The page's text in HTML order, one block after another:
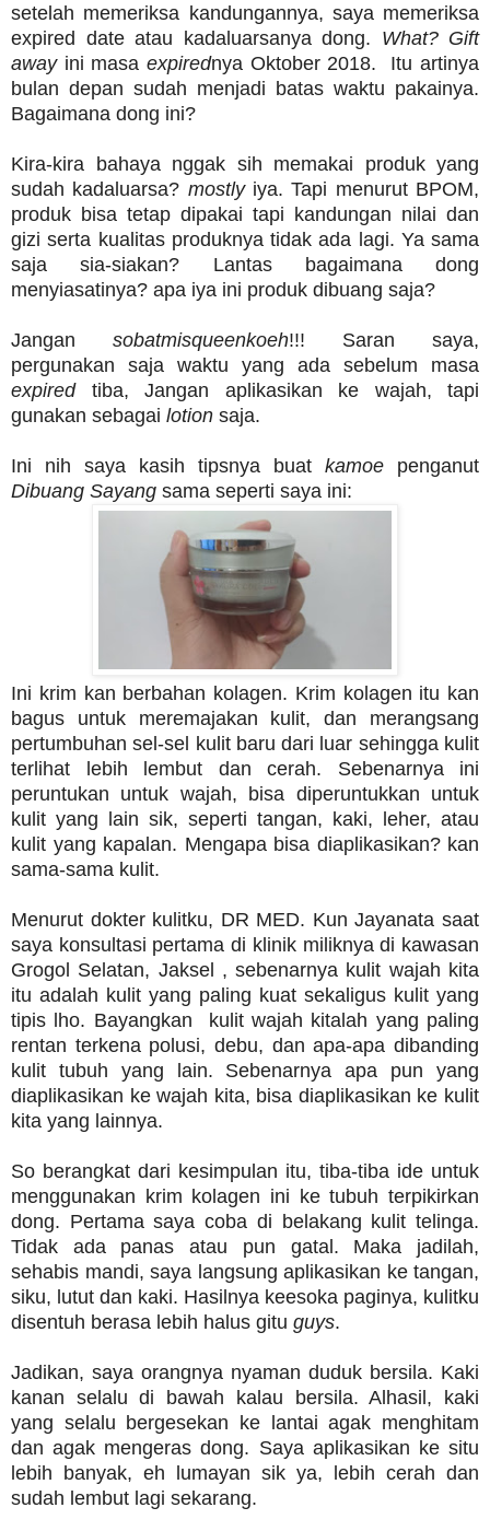
setelah memeriksa kandungannya, saya memeriksa
expired date atau kadaluarsanya dong. What? Gift
awayini masa expirednya Oktober 2018. Itu artinya
bulan depan sudah menjadi batas waktu pakainya.
Bagaimana dong ini?
Kira-kira bahaya nggak sih memakai produk yang
sudah kadaluarsa? mostlyiya. Tapi menurut BPOM,
produk bisa tetap dipakai tapi kandungan nilai dan
gizi serta kualitas produknya tidak ada lagi. Ya sama
saja sia-siakan? Lantas bagaimana dong
menyiasatinya? apa iya ini produk dibuang saja?
Jangan sobatmisqueenkoeh!!! Saran saya,
pergunakan saja waktu yang ada sebelum masa
expiredtiba, Jangan aplikasikan ke wajah, tapi
gunakan sebagai lotion saja.
Ini nih saya kasih tipsnya buat kamoe penganut
Dibuang Sayang sama seperti saya ini:
Ini krim kan berbahan kolagen. Krim kolagen itu kan
bagus untuk meremajakan kulit, dan merangsang
pertumbuhan sel-sel kulit baru dari luar sehingga kulit
terlihat lebih lembut dan cerah. Sebenarnya ini
peruntukan untuk wajah, bisa diperuntukkan untuk
kulit yang lain sik, seperti tangan, kaki, leher, atau
kulit yang kapalan. Mengapa bisa diaplikasikan? kan
sama-sama kulit.
Menurut dokter kulitku, DR MED. Kun Jayanata saat
saya konsultasi pertama di klinik miliknya di kawasan
Grogol Selatan, Jaksel , sebenarnya kulit wajah kita
itu adalah kulit yang paling kuat sekaligus kulit yang
tipis lho. Bayangkan kulit wajah kitalah yang paling
rentan terkena polusi, debu, dan apa-apa dibanding
kulit tubuh yang lain. Sebenarnya apa pun yang
diaplikasikan ke wajah kita, bisa diaplikasikan ke kulit
kita yang lainnya.
So berangkat dari kesimpulan itu, tiba-tiba ide untuk
menggunakan krim kolagen ini ke tubuh terpikirkan
dong. Pertama saya coba di belakang kulit telinga.
Tidak ada panas atau pun gatal. Maka jadilah,
sehabis mandi, saya langsung aplikasikan ke tangan,
siku, lutut dan kaki. Hasilnya keesoka paginya, kulitku
disentuh berasa lebih halus gitu guys.
Jadikan, saya orangnya nyaman duduk bersila. Kaki
kanan selalu di bawah kalau bersila. Alhasil, kaki
yang selalu bergesekan ke lantai agak menghitam
dan agak mengeras dong. Saya aplikasikan ke situ
lebih banyak, eh lumayan sik ya, lebih cerah dan
sudah lembut lagi sekarang.